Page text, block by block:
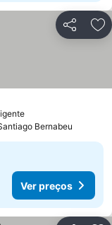
Partilhar
Ver preços
Bernabeu
Ver preços